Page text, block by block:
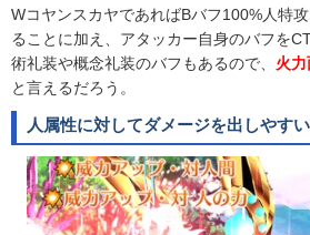
WコヤンスカヤであればBバフ100%人特
ることに加え、アタッカー自身のバフを
術礼装や概念礼装のバフもあるので、 火
と言えるだろう。
人属性に対してダメージを出しやすい